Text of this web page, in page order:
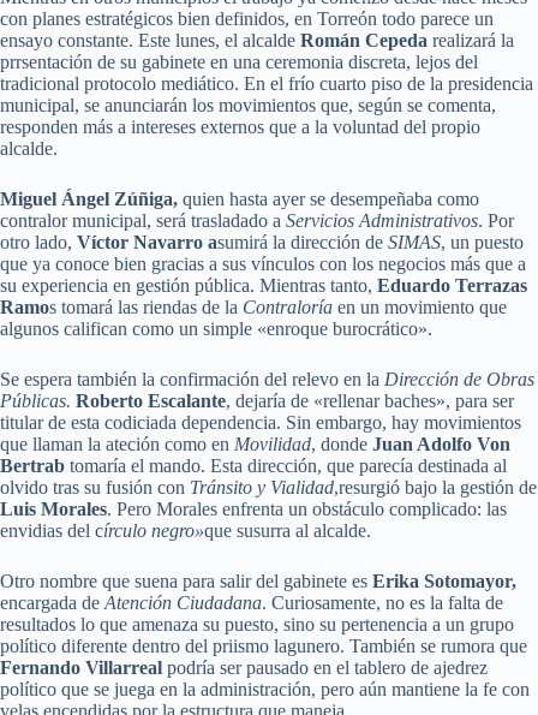
con planes estratégicos bien definidos, en Torreón todo parece un
ensayo constante. Este lunes, el alcalde Román Cepeda realizará la
prrsentación de su gabinete en una ceremonia discreta, lejos del
tradicional protocolo mediático. En el frío cuarto piso de la presidencia
municipal, se anunciarán los movimientos que, según se comenta,
responden más a intereses externos que a la voluntad del propio
alcalde.
Miguel Ángel Zúñiga, quien hasta ayer se desempeñaba como
contralor municipal, será trasladado a Servicios Administrativos. Por
otro lado, Víctor Navarro asumirá la dirección de SIMAS, un puesto
que ya conoce bien gracias a sus vínculos con los negocios más que a
su experiencia en gestión pública. Mientras tanto, Eduardo Terrazas
Ramos tomará las riendas de la Contraloría en un movimiento que
algunos califican como un simple «enroque burocrático».
Se espera también la confirmación del relevo en la Dirección de Obras
Públicas. Roberto Escalante, dejaría de «rellenar baches», para ser
titular de esta codiciada dependencia. Sin embargo, hay movimientos
que llaman la ateción como en Movilidad, donde Juan Adolfo Von
Bertrab tomaría el mando. Esta dirección, que parecía destinada al
olvido tras su fusión con Tránsito y Vialidad,resurgió bajo la gestión de
Luis Morales. Pero Morales enfrenta un obstáculo complicado: las
envidias del círculo negro»que susurra al alcalde.
Otro nombre que suena para salir del gabinete es Erika Sotomayor,
encargada de Atención Ciudadana. Curiosamente, no es la falta de
resultados lo que amenaza su puesto, sino su pertenencia a un grupo
político diferente dentro del priismo lagunero. También se rumora que
Fernando Villarreal podría ser pausado en el tablero de ajedrez
político que se juega en la administración, pero aún mantiene la fe con
velas encendidas por la estructura que maneja.